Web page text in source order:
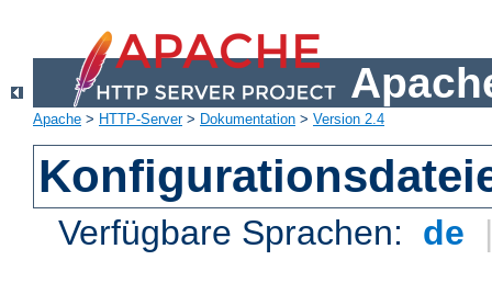
Apache > HTTP-Server> Dokumentation > Version 2.4
Verfügbare Sprachen: de